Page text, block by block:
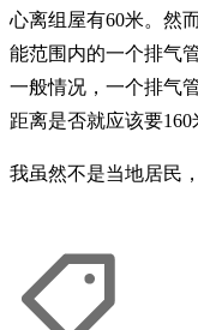
心离组屋有60米。然
能范围内的一个排气
一般情况，一个排气
距离是否就应该要160
我虽然不是当地居民